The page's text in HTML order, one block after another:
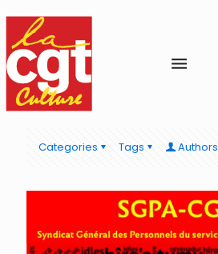
Categories Tags Authors